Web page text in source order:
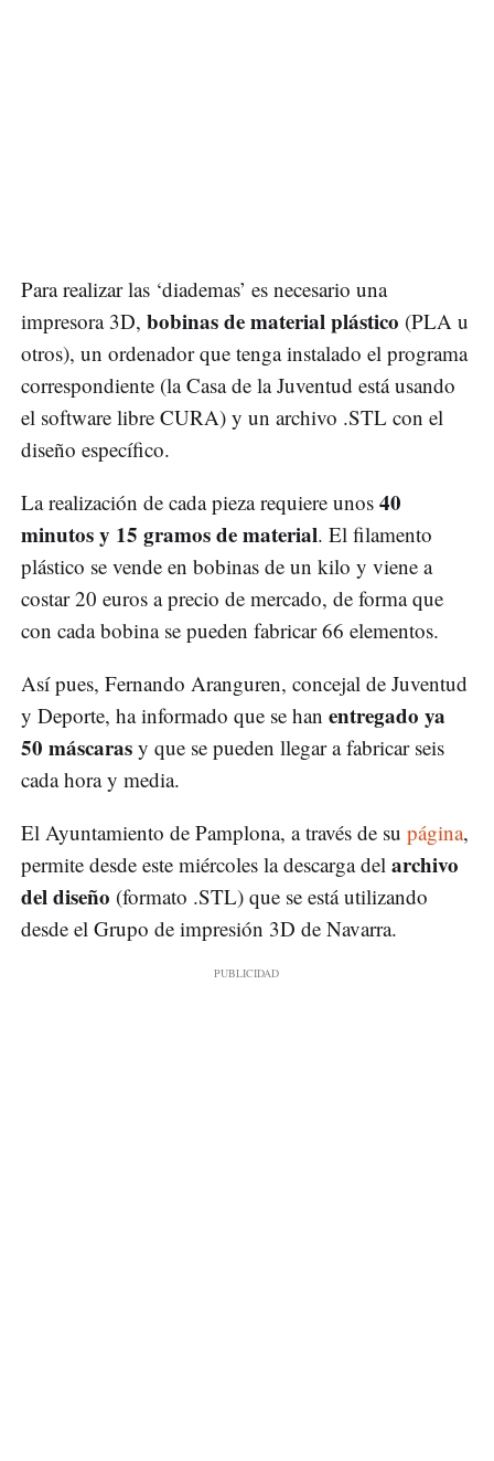
Para realizar las ‘diademas’ es necesario una
impresora 3D, bobinas de material plástico (PLA u
otros), un ordenador que tenga instalado el programa
correspondiente (la Casa de la Juventud está usando
el software libre CURA) y un archivo .STL con el
diseño específico.
La realización de cada pieza requiere unos 40
minutos y 15 gramos de material. El filamento
plástico se vende en bobinas de un kilo y viene a
costar 20 euros a precio de mercado, de forma que
con cada bobina se pueden fabricar 66 elementos.
Así pues, Fernando Aranguren, concejal de Juventud
y Deporte, ha informado que se han entregado ya
50 máscaras y que se pueden llegar a fabricar seis
cada hora y media.
El Ayuntamiento de Pamplona, a través de su página,
permite desde este miércoles la descarga del archivo
del diseño (formato .STL) que se está utilizando
desde el Grupo de impresión 3D de Navarra.